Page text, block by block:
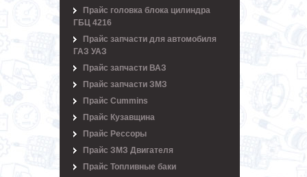
Прайс головка блока цилиндра
ГБЦ 4216
Прайс запчасти для автомобиля
ГАЗ УАЗ
Прайс запчасти ВАЗ
Прайс запчасти ЗМЗ
Прайс Cummins
Прайс Кузавщина
Прайс Рессоры
Прайс ЗМЗ Двигателя
Прайс Топливные баки